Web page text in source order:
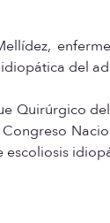
del
Quirúrgico